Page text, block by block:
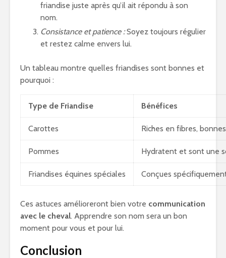
friandise juste après qu’il ait répondu à son
nom.
Consistance et patience :Soyez toujours régulier
et restez calme envers lui.
Un tableau montre quelles friandises sont bonnes et
pourquoi :
Type de Friandise Bénéfices
Carottes Riches en fibres,
Pommes Hydratent et sont une
Friandises équines spéciales Conçues
Ces astuces amélioreront bien votre communication
avec le cheval. Apprendre son nom sera un bon
moment pour vous et pour lui.
Conclusion